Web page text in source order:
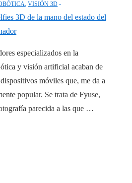
, VISIÓN 3D
especializados en la
y visión artificial acaban de
móviles que, me da a
popular. Se trata de Fyuse,
parecida a las que …